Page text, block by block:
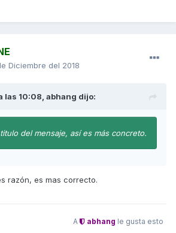
Diciembre del 2018
las 10:08, abhang dijo:
del mensaje, así es más concreto.
razón, es mas correcto.
A abhang le gusta esto